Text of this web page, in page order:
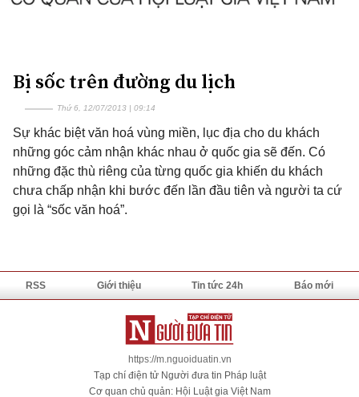
Bị sốc trên đường du lịch
Thứ 6, 12/07/2013 | 09:14
Sự khác biệt văn hoá vùng miền, lục địa cho du khách
những góc cảm nhận khác nhau ở quốc gia sẽ đến. Có
những đặc thù riêng của từng quốc gia khiến du khách
chưa chấp nhận khi bước đến lần đầu tiên và người ta cứ
gọi là “sốc văn hoá”.
RSS Giới thiệu Tin tức 24h Báo mới
https://m.nguoiduatin.vn
Tạp chí điện tử Người đưa tin Pháp luật
Cơ quan chủ quản: Hội Luật gia Việt Nam